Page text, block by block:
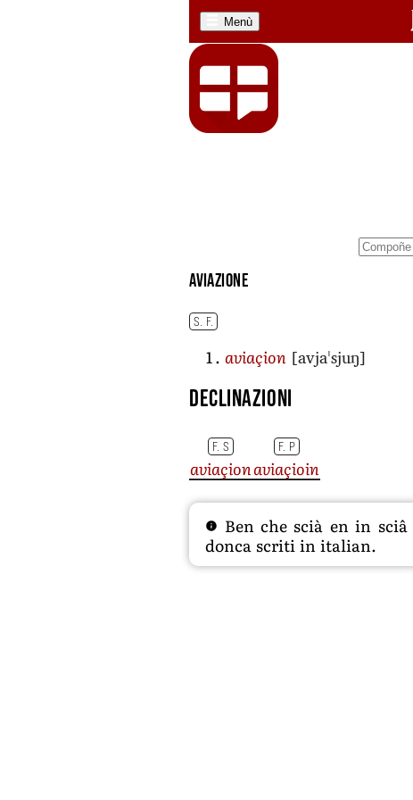
Menù
aviazione
S. F.
aviaçion [avjaˈsjuŋ]
Declinazioni
F. S F. P
aviaçionaviaçioin
Ben che scià en in
donca scriti in italian.